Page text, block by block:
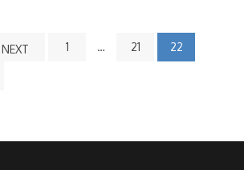
NEXT 1 … 21 22